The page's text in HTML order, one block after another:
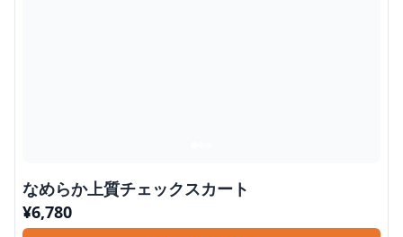
なめらか上質チェックスカート
¥6,780